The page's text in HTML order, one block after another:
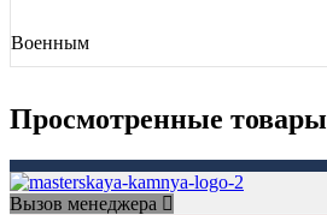
Военным
Просмотренные товары
Вызов менеджера